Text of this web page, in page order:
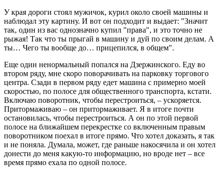
У края дороги стоял мужичок, курил около своей машины и
наблюдал эту картину. И вот он подходит и выдает: "Значит
так, один из вас однозначно купил "права", и это точно не
рыжая! Так что ты прыгай в машину и дуй по своим делам. А
ты… Чего ты вообще до… прицепился, в общем".
Еще один ненормальный попался на Дзержинского. Еду во
втором ряду, мне скоро поворачивать на парковку торгового
центра. Сзади в первом ряду едет машина с примерно моей
скоростью, по полосе для общественного транспорта, кстати.
Включаю поворотник, чтобы перестроиться, – ускоряется.
Притормаживаю – он притормаживает. Я в итоге почти
остановилась, чтобы перестроиться. А он по этой первой
полосе на ближайшем перекрестке со включенным правым
поворотником поехал в итоге прямо. Что хотел доказать, я так
и не поняла. Думала, может, где раньше накосячила и он хотел
донести до меня какую-то информацию, но вроде нет – все
время прямо ехала по одной полосе.